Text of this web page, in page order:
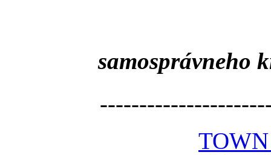
samosprávneho